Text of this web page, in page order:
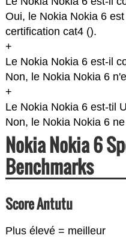
Oui, le Nokia Nokia 6
certification cat4 ().
+
Le Nokia Nokia 6 est-il
Non, le Nokia Nokia 6
+
Le Nokia Nokia 6 est-til
Non, le Nokia Nokia 6
Nokia Nokia 6
Benchmarks
Score Antutu
Plus élevé = meilleur